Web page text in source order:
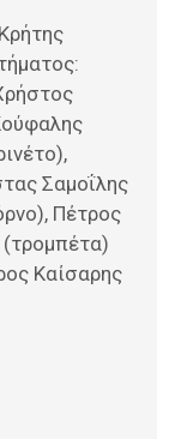
Σαμοΐλης
Πέτρος
Καίσαρης